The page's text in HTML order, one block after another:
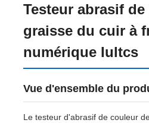
Produits
A propos de nous
Testeur abrasif
graisse du cuir à
numérique Iultcs
Vue d'ensemble du
Le testeur d'abrasif de couleur